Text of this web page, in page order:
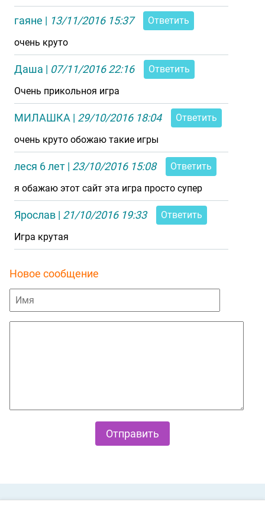
гаяне | 13/11/2016 15:37
Ответить
очень круто
Даша | 07/11/2016 22:16
Ответить
Очень прикольноя игра
МИЛАШКА | 29/10/2016 18:04
Ответить
очень круто обожаю такие игры
леся 6 лет | 23/10/2016 15:08
Ответить
я обажаю этот сайт эта игра просто супер
Ярослав | 21/10/2016 19:33
Ответить
Игра крутая
Новое сообщение